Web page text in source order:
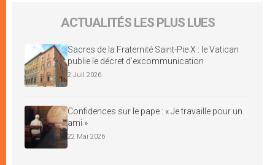
ACTUALITÉS LES PLUS LUES
Sacres de la Fraternité Saint-Pie X : le Vatican
publie le décret d’excommunication
2 Juil 2026
Confidences sur le pape : « Je travaille pour un
ami »
22 Mai 2026